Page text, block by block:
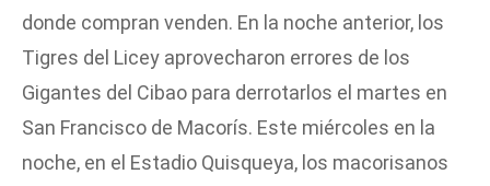
donde compran venden. En la noche anterior, los
Tigres del Licey aprovecharon errores de los
Gigantes del Cibao para derrotarlos el martes en
San Francisco de Macorís. Este miércoles en la
noche, en el Estadio Quisqueya, los macorisanos